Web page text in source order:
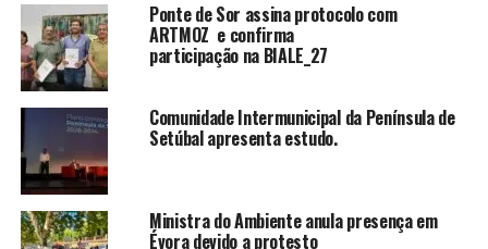
Ponte de Sor assina protocolo com
ARTMOZ e confirma
participação na BIALE_27
Comunidade Intermunicipal da Península de
Setúbal apresenta estudo.
Ministra do Ambiente anula presença em
Évora devido a protesto